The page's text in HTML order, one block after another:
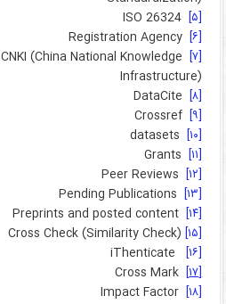
[۵] ISO 26324
[۶] Registration Agency
[۷]
CNKI (China National Knowledge
Infrastructure)
[۸] DataCite
[۹] Crossref
[۱۰] datasets
[۱۱] Grants
[۱۲]
Peer Reviews
[۱۳]
Pending Publications
[۱۴]
Preprints and posted content
[۱۵]
Cross Check (Similarity Check)
[۱۶]
iThenticate
[۱۷]
Cross Mark
[۱۸]
Impact Factor